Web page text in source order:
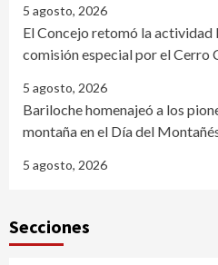
5 agosto, 2026
El Concejo retomó la actividad
comisión especial por el Cerro
5 agosto, 2026
Bariloche homenajeó a los
montaña en el Día del
5 agosto, 2026
Secciones